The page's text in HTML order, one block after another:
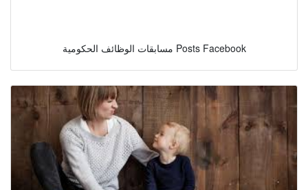
مسابقات الوظائف الحكومية Posts Facebook